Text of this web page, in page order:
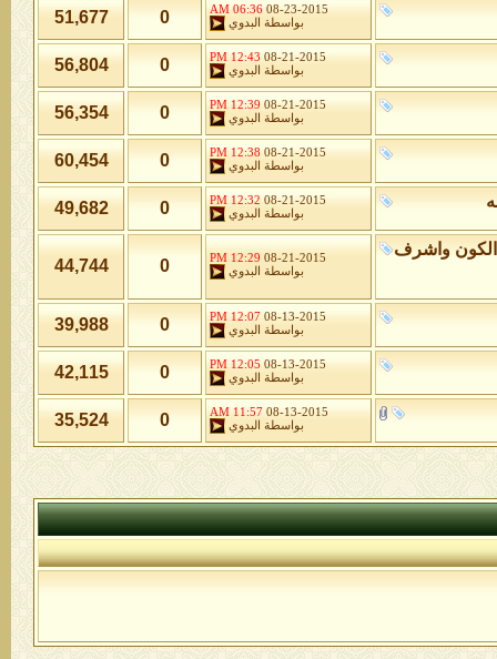
08-23-2015
06:36 AM
بواسطة
البدوي 0
51,677
08-21-2015
12:43 PM
بواسطة
البدوي 0
56,804
08-21-2015
12:39 PM
بواسطة
البدوي 0
56,354
08-21-2015
12:38 PM
بواسطة
البدوي 0
60,454
08-21-2015
12:32 PM
بواسطة
البدوي 0
49,682
واشرف 08-21-2015
12:29 PM
بواسطة
البدوي 0
44,744
08-13-2015
12:07 PM
بواسطة
البدوي 0
39,988
08-13-2015
12:05 PM
بواسطة
البدوي 0
42,115
08-13-2015
11:57 AM
بواسطة
البدوي 0
35,524